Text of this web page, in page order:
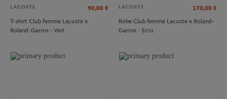
LACOSTE 90,00 €
T-shirt Club femme Lacoste x
Roland-Garros - Vert
LACOSTE 170,00 €
Robe Club femme Lacoste x Roland-
Garros - Ecru